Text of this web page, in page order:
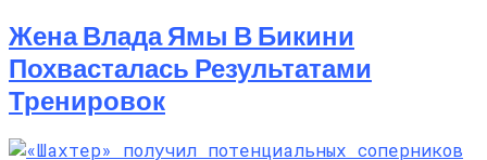
Жена Влада Ямы В Бикини
Похвасталась Результатами
Тренировок